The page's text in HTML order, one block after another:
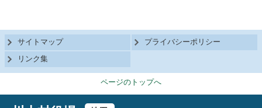
サイトマップ
プライバシーポリシー
リンク集
ページのトップへ